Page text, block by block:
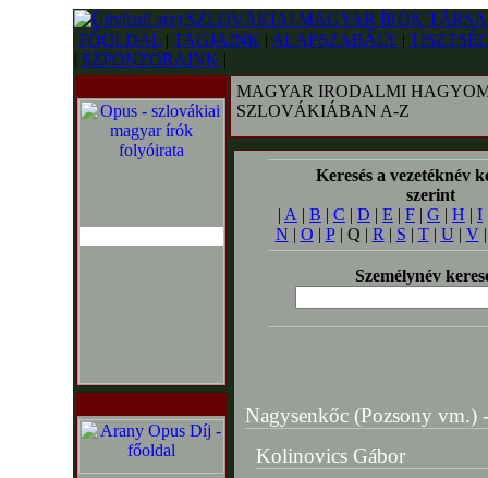
FŐOLDAL | TAGJAINK | ALAPSZABÁLY |
| SZPONZORAINK |
MAGYAR IRODALMI
SZLOVÁKIÁBAN A-Z
Keresés a vezetéknév
szerint
| A | B | C | D | E | F | G | H | I
N | O | P| Q | R | S | T| U | V
Személynév
Nagysenkőc (Pozsony vm.)
Kolinovics Gábor